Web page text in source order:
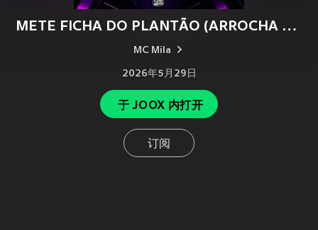
METE FICHA DO PLANTÃO (ARROCHA FUNK)
MC Mila
2026年5月29日
于 JOOX 内打开
订阅